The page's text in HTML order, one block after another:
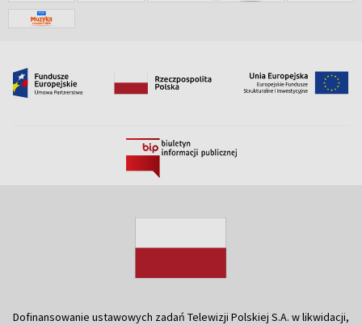
Dofinansowanie ustawowych zadań Telewizji Polskiej S.A. w likwidacji,